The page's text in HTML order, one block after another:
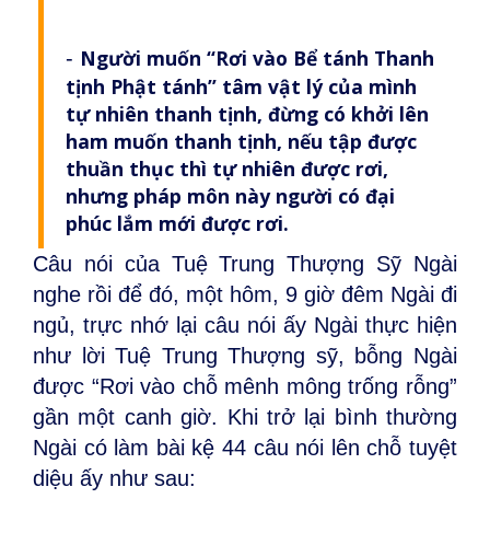
- Người muốn “Rơi vào Bể tánh Thanh
tịnh Phật tánh” tâm vật lý của mình
tự nhiên thanh tịnh, đừng có khởi lên
ham muốn thanh tịnh, nếu tập được
thuần thục thì tự nhiên được rơi,
nhưng pháp môn này người có đại
phúc lắm mới được rơi.
Câu nói của Tuệ Trung Thượng Sỹ Ngài
nghe rồi để đó, một hôm, 9 giờ đêm Ngài đi
ngủ, trực nhớ lại câu nói ấy Ngài thực hiện
như lời Tuệ Trung Thượng sỹ, bỗng Ngài
được “Rơi vào chỗ mênh mông trống rỗng”
gần một canh giờ. Khi trở lại bình thường
Ngài có làm bài kệ 44 câu nói lên chỗ tuyệt
diệu ấy như sau: